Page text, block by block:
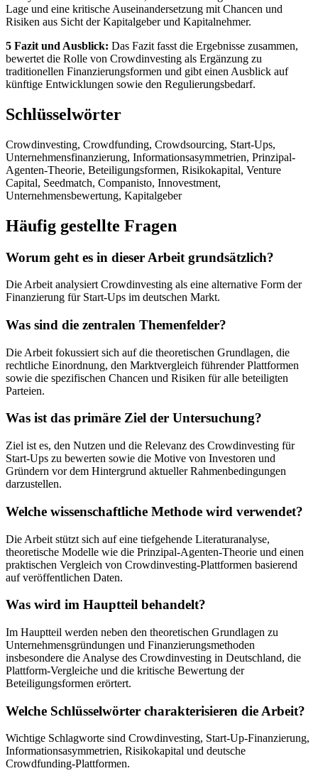
Lage und eine kritische Auseinandersetzung mit Chancen und
Risiken aus Sicht der Kapitalgeber und Kapitalnehmer.
5 Fazit und Ausblick: Das Fazit fasst die Ergebnisse zusammen,
bewertet die Rolle von Crowdinvesting als Ergänzung zu
traditionellen Finanzierungsformen und gibt einen Ausblick auf
künftige Entwicklungen sowie den Regulierungsbedarf.
Schlüsselwörter
Crowdinvesting, Crowdfunding, Crowdsourcing, Start-Ups,
Unternehmensfinanzierung, Informationsasymmetrien, Prinzipal-
Agenten-Theorie, Beteiligungsformen, Risikokapital, Venture
Capital, Seedmatch, Companisto, Innovestment,
Unternehmensbewertung, Kapitalgeber
Häufig gestellte Fragen
Worum geht es in dieser Arbeit grundsätzlich?
Die Arbeit analysiert Crowdinvesting als eine alternative Form der
Finanzierung für Start-Ups im deutschen Markt.
Was sind die zentralen Themenfelder?
Die Arbeit fokussiert sich auf die theoretischen Grundlagen, die
rechtliche Einordnung, den Marktvergleich führender Plattformen
sowie die spezifischen Chancen und Risiken für alle beteiligten
Parteien.
Was ist das primäre Ziel der Untersuchung?
Ziel ist es, den Nutzen und die Relevanz des Crowdinvesting für
Start-Ups zu bewerten sowie die Motive von Investoren und
Gründern vor dem Hintergrund aktueller Rahmenbedingungen
darzustellen.
Welche wissenschaftliche Methode wird verwendet?
Die Arbeit stützt sich auf eine tiefgehende Literaturanalyse,
theoretische Modelle wie die Prinzipal-Agenten-Theorie und einen
praktischen Vergleich von Crowdinvesting-Plattformen basierend
auf veröffentlichen Daten.
Was wird im Hauptteil behandelt?
Im Hauptteil werden neben den theoretischen Grundlagen zu
Unternehmensgründungen und Finanzierungsmethoden
insbesondere die Analyse des Crowdinvesting in Deutschland, die
Plattform-Vergleiche und die kritische Bewertung der
Beteiligungsformen erörtert.
Welche Schlüsselwörter charakterisieren die Arbeit?
Wichtige Schlagworte sind Crowdinvesting, Start-Up-Finanzierung,
Informationsasymmetrien, Risikokapital und deutsche
Crowdfunding-Plattformen.